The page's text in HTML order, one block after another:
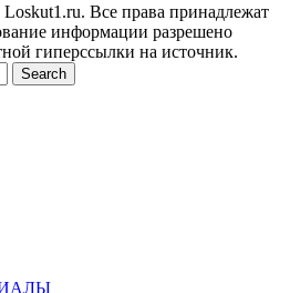
Все права принадлежат
информации разрешено
гиперссылки на источник.
Search